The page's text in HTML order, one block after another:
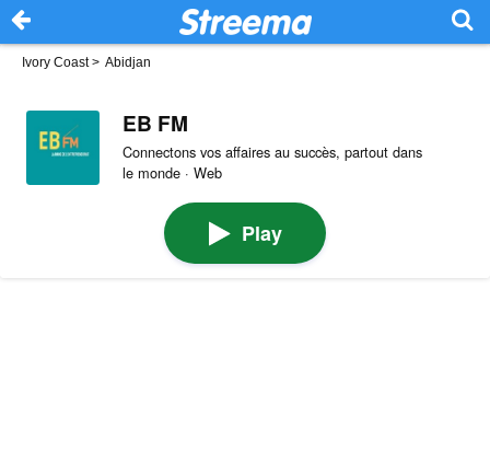
Ivory Coast> Abidjan
EB FM
Connectons vos affaires au succès, partout dans
le monde · Web
Play